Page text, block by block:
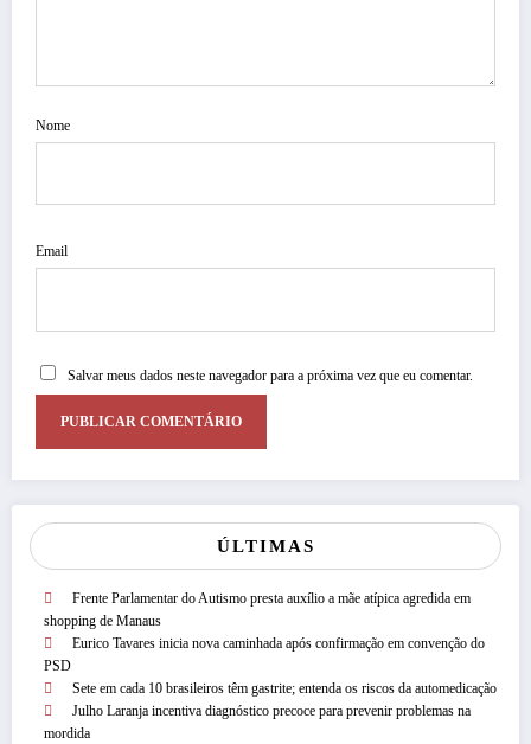
Nome
Email
Salvar meus dados neste navegador para a próxima vez que eu comentar.
ÚLTIMAS
Frente Parlamentar do Autismo presta auxílio a mãe atípica agredida em
shopping de Manaus
Eurico Tavares inicia nova caminhada após confirmação em convenção do
PSD
Sete em cada 10 brasileiros têm gastrite; entenda os riscos da automedicação
Julho Laranja incentiva diagnóstico precoce para prevenir problemas na
mordida